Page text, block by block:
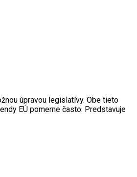
úpravou legislatívy. Obe tieto
EÚ pomerne často. Predstavuje